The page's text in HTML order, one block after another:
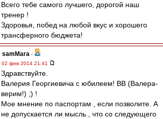
Всего тебе самого лучшего, дорогой наш
тренер !
Здоровья, побед на любой вкус и хорошего
трансферного бюджета!
samMara -
02 фев 2014 21:41
Здравствуйте.
Валерия Георгиевича с юбилеем! ВВ (Валера-
верим!) ;) !
Мое мнение по паспортам , если позволите. А
не допускается ли мысль , что со следующего